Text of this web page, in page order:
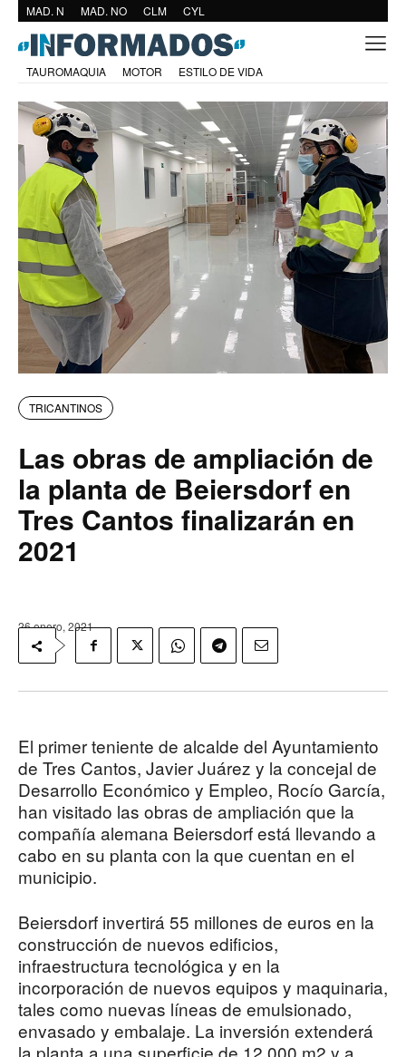
MAD. N MAD. NO CLM CYL
TAUROMAQUIA MOTOR ESTILO DE VIDA
TRICANTINOS
Las obras de ampliación de
la planta de Beiersdorf en
Tres Cantos finalizarán en
2021
26 enero, 2021
El primer teniente de alcalde del Ayuntamiento
de Tres Cantos, Javier Juárez y la concejal de
Desarrollo Económico y Empleo, Rocío García,
han visitado las obras de ampliación que la
compañía alemana Beiersdorf está llevando a
cabo en su planta con la que cuentan en el
municipio.
Beiersdorf invertirá 55 millones de euros en la
construcción de nuevos edificios,
infraestructura tecnológica y en la
incorporación de nuevos equipos y maquinaria,
tales como nuevas líneas de emulsionado,
envasado y embalaje. La inversión extenderá